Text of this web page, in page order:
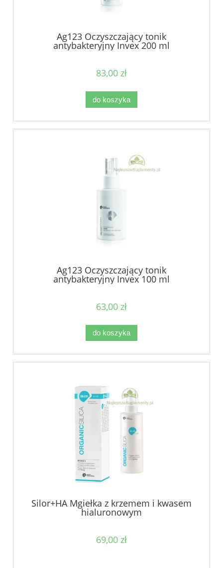
Ag123 Oczyszczający tonik
antybakteryjny Invex 200 ml
83,00 zł
do koszyka
Ag123 Oczyszczający tonik
antybakteryjny Invex 100 ml
63,00 zł
do koszyka
Silor+HA Mgiełka z krzemem i kwasem
hialuronowym
69,00 zł